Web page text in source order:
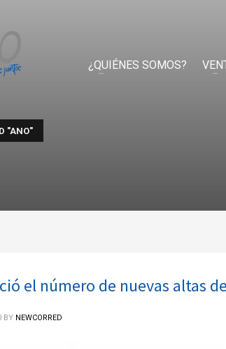
¿QUIÉNES SOMOS?
"ANO"
el número de nuevas altas
BY NEWCORRED